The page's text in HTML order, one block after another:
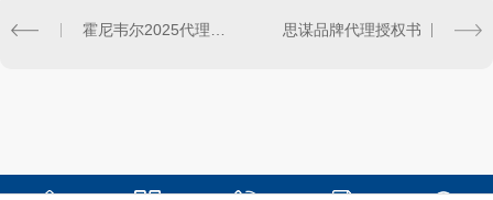
思谋品牌代理授权书